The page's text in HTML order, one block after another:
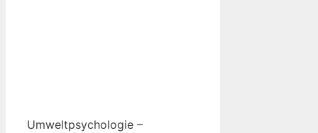
Umweltpsychologie –